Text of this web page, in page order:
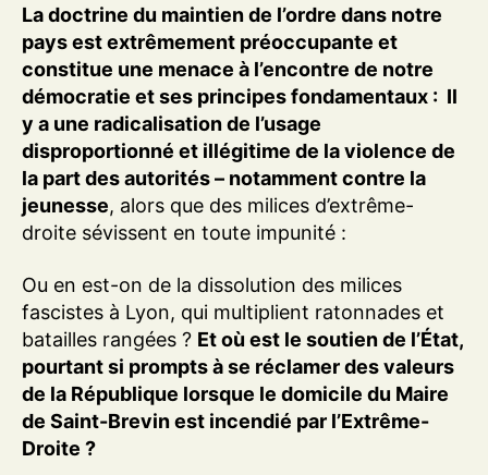
La doctrine du maintien de l’ordre dans notre
pays est extrêmement préoccupante et
constitue une menace à l’encontre de notre
démocratie et ses principes fondamentaux : Il
y a une radicalisation de l’usage
disproportionné et illégitime de la violence de
la part des autorités – notamment contre la
jeunesse, alors que des milices d’extrême-
droite sévissent en toute impunité :
Ou en est-on de la dissolution des milices
fascistes à Lyon, qui multiplient ratonnades et
batailles rangées ? Et où est le soutien de l’État,
pourtant si prompts à se réclamer des valeurs
de la République lorsque le domicile du Maire
de Saint-Brevin est incendié par l’Extrême-
Droite ?